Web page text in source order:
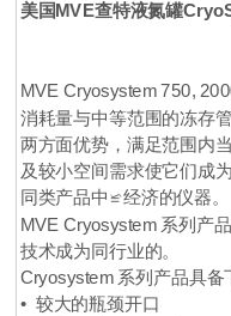
美国MVE查特液氮罐
MVE Cryosystem 750,
消耗量与中等范围的冻存
两方面优势，满足范围内
及较小空间需求使它们成为
同类产品中≌经济的仪器。
MVE Cryosystem 系列产
技术成为同行业的。
Cryosystem 系列产品具备
• 较大的瓶颈开口